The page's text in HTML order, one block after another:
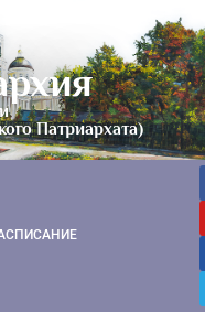
Патриархата)